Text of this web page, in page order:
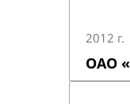
2012 г.
ОАО